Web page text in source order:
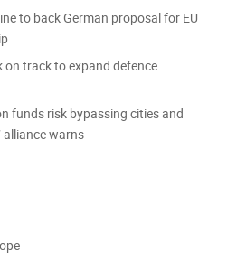
to back German proposal for EU
on track to expand defence
funds risk bypassing cities and
alliance warns